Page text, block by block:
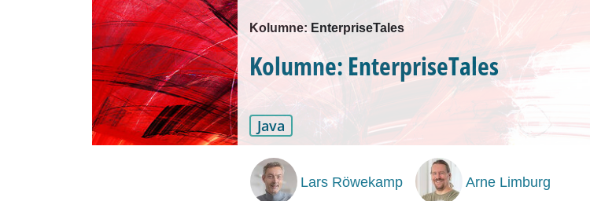
Kolumne: EnterpriseTales
Kolumne: EnterpriseTales
Java
Lars Röwekamp Arne Limburg